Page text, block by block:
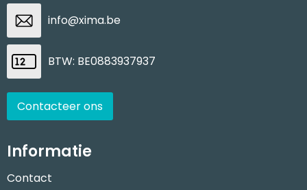
info@xima.be
BTW: BE0883937937
Contacteer ons
Informatie
Contact